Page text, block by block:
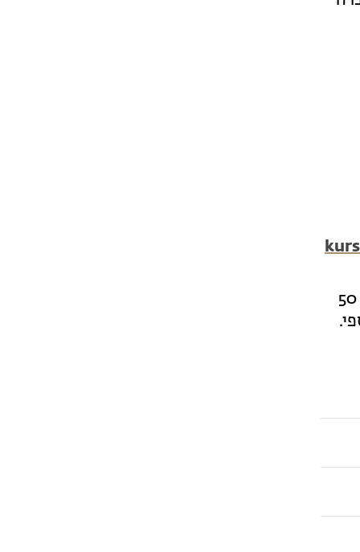
בביטול הרשמה עד שבוע לפני תחילת ההכשרה – יוחזר הסכום המקורי בניכוי 50